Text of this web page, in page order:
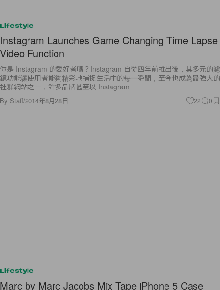
Lifestyle
Instagram Launches Game Changing Time Lapse
Video Function
你是 Instagram 的愛好者嗎？Instagram 自從四年前推出後，其多元的濾
鏡功能讓使用者能夠精彩地捕捉生活中的每一瞬間，至今也成為最強大的
社群網站之一，許多品牌甚至以 Instagram
By Staff/2014年8月28日 22 0
Lifestyle
Marc by Marc Jacobs Mix Tape iPhone 5 Case